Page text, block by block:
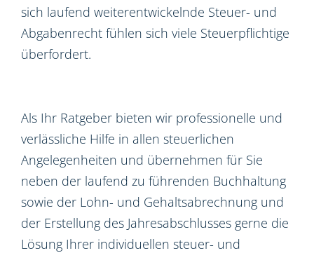
sich laufend weiterentwickelnde Steuer- und
Abgabenrecht fühlen sich viele Steuerpflichtige
überfordert.
Als Ihr Ratgeber bieten wir professionelle und
verlässliche Hilfe in allen steuerlichen
Angelegenheiten und übernehmen für Sie
neben der laufend zu führenden Buchhaltung
sowie der Lohn- und Gehaltsabrechnung und
der Erstellung des Jahresabschlusses gerne die
Lösung Ihrer individuellen steuer- und